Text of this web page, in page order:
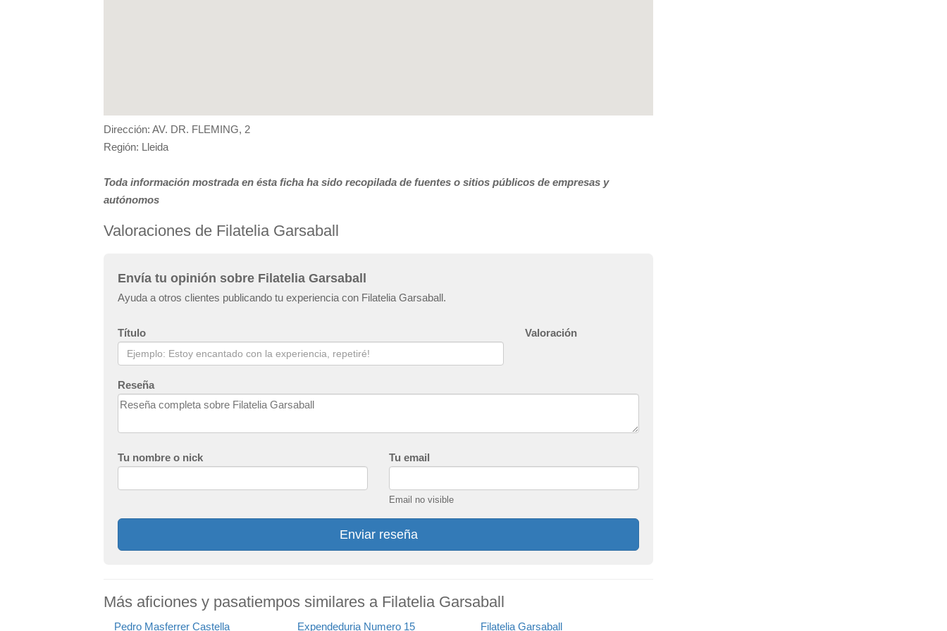
Dirección: AV. DR. FLEMING, 2
Región: Lleida
Toda información mostrada en ésta ficha ha sido recopilada de fuentes o sitios públicos de empresas y
autónomos
Valoraciones de Filatelia Garsaball
Envía tu opinión sobre Filatelia Garsaball
Ayuda a otros clientes publicando tu experiencia con Filatelia Garsaball.
Título Valoración
Reseña
Tu nombre o nick Tu email
Email no visible
Enviar reseña
Más aficiones y pasatiempos similares a Filatelia Garsaball
Pedro Masferrer Castella Expendeduria Numero 15 Filatelia Garsaball